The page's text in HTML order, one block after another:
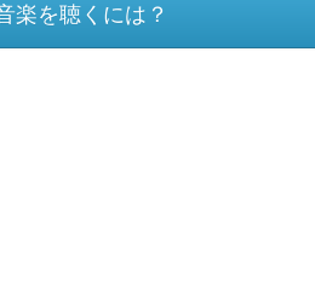
楽を聴くには？